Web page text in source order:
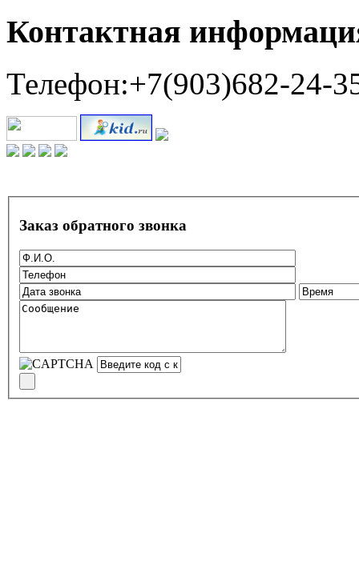
Контактная
Телефон:+7(903)682-24-
Заказ обратного звонка